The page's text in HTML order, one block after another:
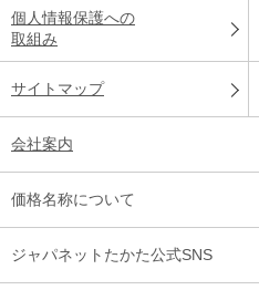
個人情報保護への
取組み
サイトマップ
会社案内
価格名称について
ジャパネットたかた公式SNS